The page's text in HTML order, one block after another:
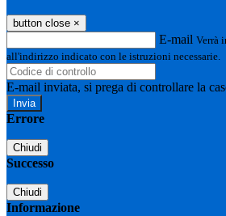
button close ×
E-mail Verrà
all'indirizzo indicato con le istruzioni necessarie.
E-mail inviata, si prega di controllare la
Errore
Chiudi
Successo
Chiudi
Informazione